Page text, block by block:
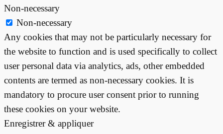
Non-necessary
Non-necessary
Any cookies that may not be particularly necessary for
the website to function and is used specifically to collect
user personal data via analytics, ads, other embedded
contents are termed as non-necessary cookies. It is
mandatory to procure user consent prior to running
these cookies on your website.
Enregistrer & appliquer